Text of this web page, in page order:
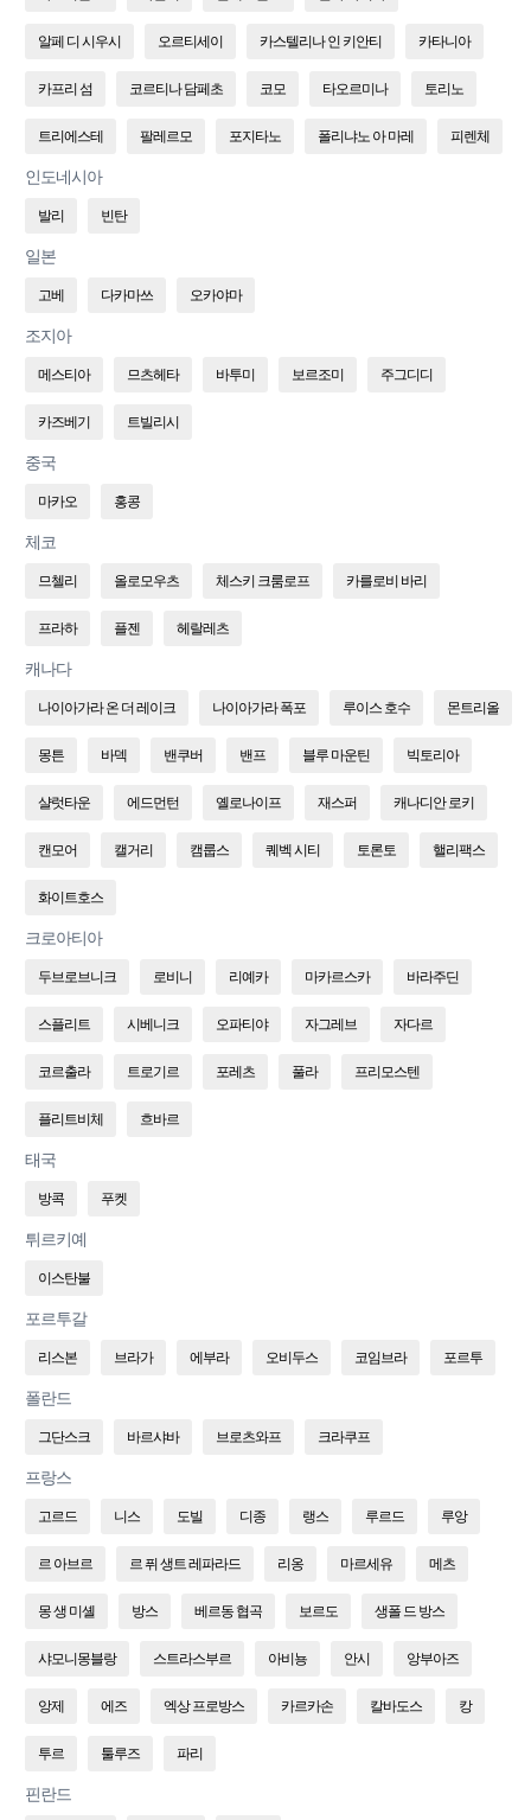
알페 디 시우시 오르티세이 카스텔리나 인 키안티 카타니아
카프리 섬 코르티나 담페초 코모 타오르미나 토리노
트리에스테 팔레르모 포지타노 폴리냐노 아 마레 피렌체
인도네시아
발리 빈탄
일본
고베 다카마쓰 오카야마
조지아
메스티아 므츠헤타 바투미 보르조미 주그디디
카즈베기 트빌리시
중국
마카오 홍콩
체코
므첼리 올로모우츠 체스키 크룸로프 카를로비 바리
프라하 플젠 헤랄레츠
캐나다
나이아가라 온 더 레이크 나이아가라 폭포 루이스 호수 몬트리올
몽튼 바덱 밴쿠버 밴프 블루 마운틴 빅토리아
샬럿타운 에드먼턴 옐로나이프 재스퍼 캐나디안 로키
캔모어 캘거리 캠룹스 퀘벡 시티 토론토 핼리팩스
화이트호스
크로아티아
두브로브니크 로비니 리예카 마카르스카 바라주딘
스플리트 시베니크 오파티야 자그레브 자다르
코르출라 트로기르 포레츠 풀라 프리모스텐
플리트비체 흐바르
태국
방콕 푸켓
튀르키예
이스탄불
포르투갈
리스본 브라가 에부라 오비두스 코임브라 포르투
폴란드
그단스크 바르샤바 브로츠와프 크라쿠프
프랑스
고르드 니스 도빌 디종 랭스 루르드 루앙
르 아브르 르 퓌 생트 레파라드 리옹 마르세유 메츠
몽 생 미셸 방스 베르동 협곡 보르도 생폴 드 방스
샤모니몽블랑 스트라스부르 아비뇽 안시 앙부아즈
앙제 에즈 엑상 프로방스 카르카손 칼바도스 캉
투르 툴루즈 파리
핀란드